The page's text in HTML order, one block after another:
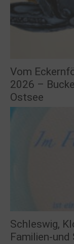
Vom
2026 –
Ostsee
Schleswig,
Familien-